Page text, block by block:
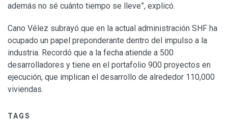
además no sé cuánto tiempo se lleve”, explicó.
Cano Vélez subrayó que en la actual administración SHF ha
ocupado un papel preponderante dentro del impulso a la
industria. Recordó que a la fecha atiende a 500
desarrolladores y tiene en el portafolio 900 proyectos en
ejecución, que implican el desarrollo de alrededor 110,000
viviendas.
TAGS